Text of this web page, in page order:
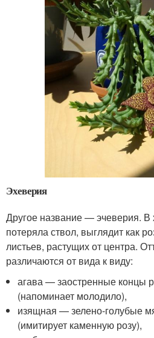
Эхеверия
Другое название — эчеверия. В
потеряла ствол, выглядит как
листьев, растущих от центра.
различаются от вида к виду:
агава — заостренные концы
(напоминает молодило),
изящная — зелено-голубые
(имитирует каменную розу),